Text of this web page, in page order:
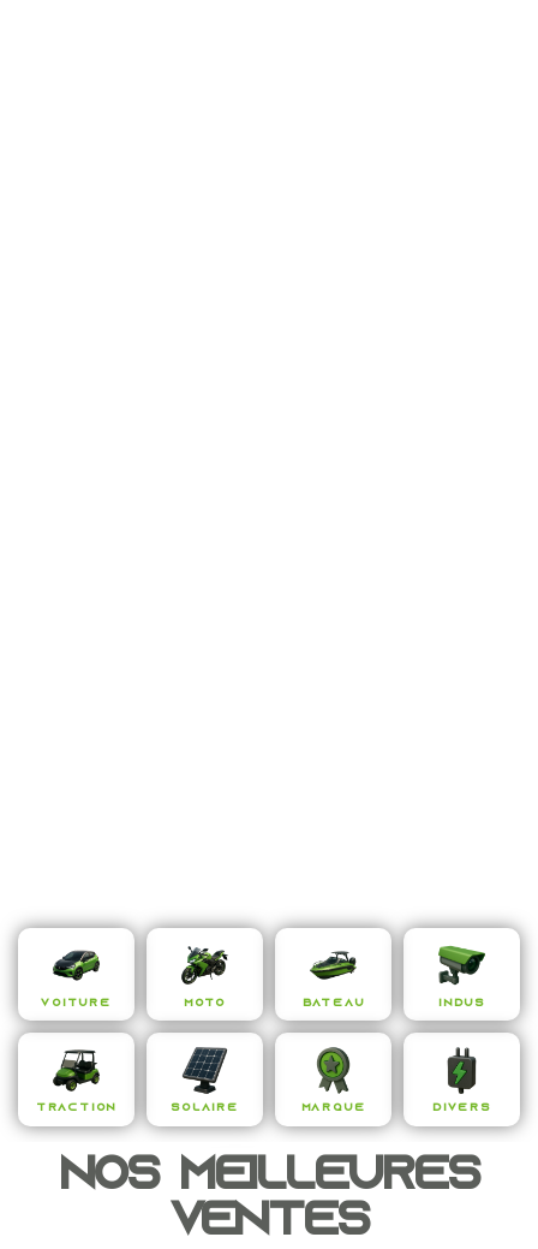
Voiture Moto Bateau Indus
Traction Solaire Marque Divers
NOS MEILLEURES
VENTES